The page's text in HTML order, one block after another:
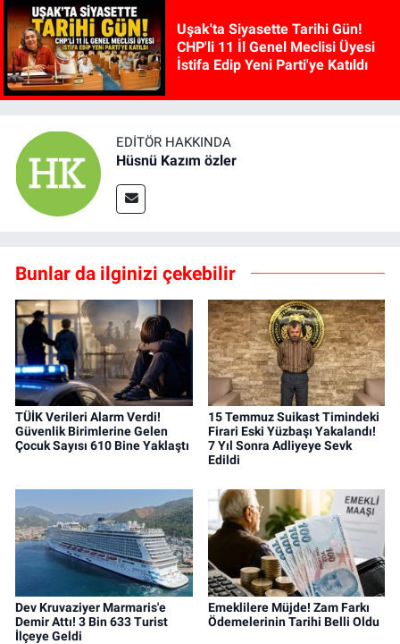
Uşak'ta Siyasette Tarihi Gün!
CHP'li 11 İl Genel Meclisi Üyesi
İstifa Edip Yeni Parti'ye Katıldı
EDITÖR HAKKINDA
Hüsnü Kazım özler
Bunlar da ilginizi çekebilir
TÜİK Verileri Alarm Verdi!
Güvenlik Birimlerine Gelen
Çocuk Sayısı 610 Bine Yaklaştı
15 Temmuz Suikast Timindeki
Firari Eski Yüzbaşı Yakalandı!
7 Yıl Sonra Adliyeye Sevk
Edildi
Dev Kruvaziyer Marmaris'e
Demir Attı! 3 Bin 633 Turist
İlçeye Geldi
Emeklilere Müjde! Zam Farkı
Ödemelerinin Tarihi Belli Oldu